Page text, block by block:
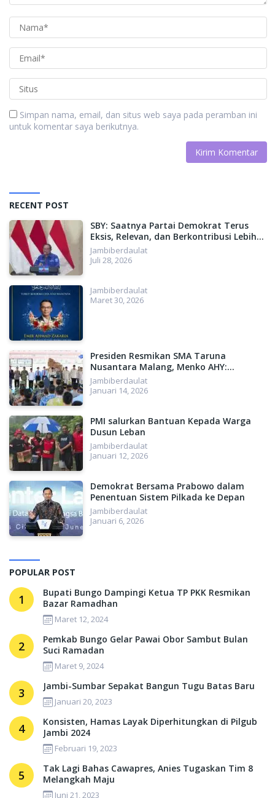
Simpan nama, email, dan situs web saya pada peramban ini
untuk komentar saya berikutnya.
RECENT POST
SBY: Saatnya Partai Demokrat Terus
Eksis, Relevan, dan Berkontribusi Lebih
Besar untuk Indonesia
Jambiberdaulat
Juli 28, 2026
Jambiberdaulat
Maret 30, 2026
Presiden Resmikan SMA Taruna
Nusantara Malang, Menko AHY:
Menyiapkan SDM Unggul, Menuju
Indonesia Emas 2045
Jambiberdaulat
Januari 14, 2026
PMI salurkan Bantuan Kepada Warga
Dusun Leban
Jambiberdaulat
Januari 12, 2026
Demokrat Bersama Prabowo dalam
Penentuan Sistem Pilkada ke Depan
Jambiberdaulat
Januari 6, 2026
POPULAR POST
1
Bupati Bungo Dampingi Ketua TP PKK Resmikan
Bazar Ramadhan
Maret 12, 2024
2
Pemkab Bungo Gelar Pawai Obor Sambut Bulan
Suci Ramadan
Maret 9, 2024
3 Jambi-Sumbar Sepakat Bangun Tugu Batas Baru
Januari 20, 2023
4
Konsisten, Hamas Layak Diperhitungkan di Pilgub
Jambi 2024
Februari 19, 2023
5
Tak Lagi Bahas Cawapres, Anies Tugaskan Tim 8
Melangkah Maju
Juni 21, 2023